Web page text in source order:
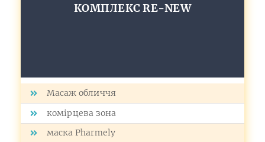
КОМПЛЕКС RE-NEW
Масаж обличчя
комірцева зона
маска Pharmely